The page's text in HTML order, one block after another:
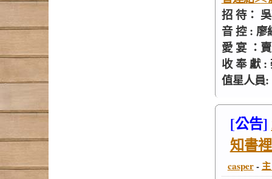
招 待：
音 控 : 廖
愛 宴 ：
收 奉 獻 :
值星人員
[公告]
知書
casper-